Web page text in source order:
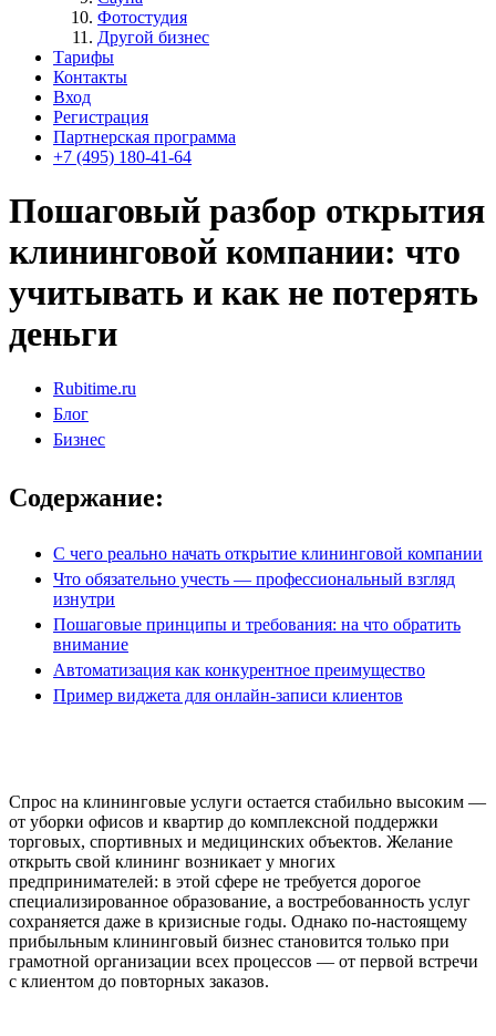
Фотостудия
Другой бизнес
Тарифы
Контакты
Вход
Регистрация
Партнерская программа
+7 (495) 180-41-64
Пошаговый разбор открытия
клининговой компании: что
учитывать и как не потерять
деньги
Rubitime.ru
Блог
Бизнес
Содержание:
С чего реально начать открытие клининговой компании
Что обязательно учесть — профессиональный взгляд
изнутри
Пошаговые принципы и требования: на что обратить
внимание
Автоматизация как конкурентное преимущество
Пример виджета для онлайн-записи клиентов
Спрос на клининговые услуги остается стабильно высоким —
от уборки офисов и квартир до комплексной поддержки
торговых, спортивных и медицинских объектов. Желание
открыть свой клининг возникает у многих
предпринимателей: в этой сфере не требуется дорогое
специализированное образование, а востребованность услуг
сохраняется даже в кризисные годы. Однако по-настоящему
прибыльным клининговый бизнес становится только при
грамотной организации всех процессов — от первой встречи
с клиентом до повторных заказов.